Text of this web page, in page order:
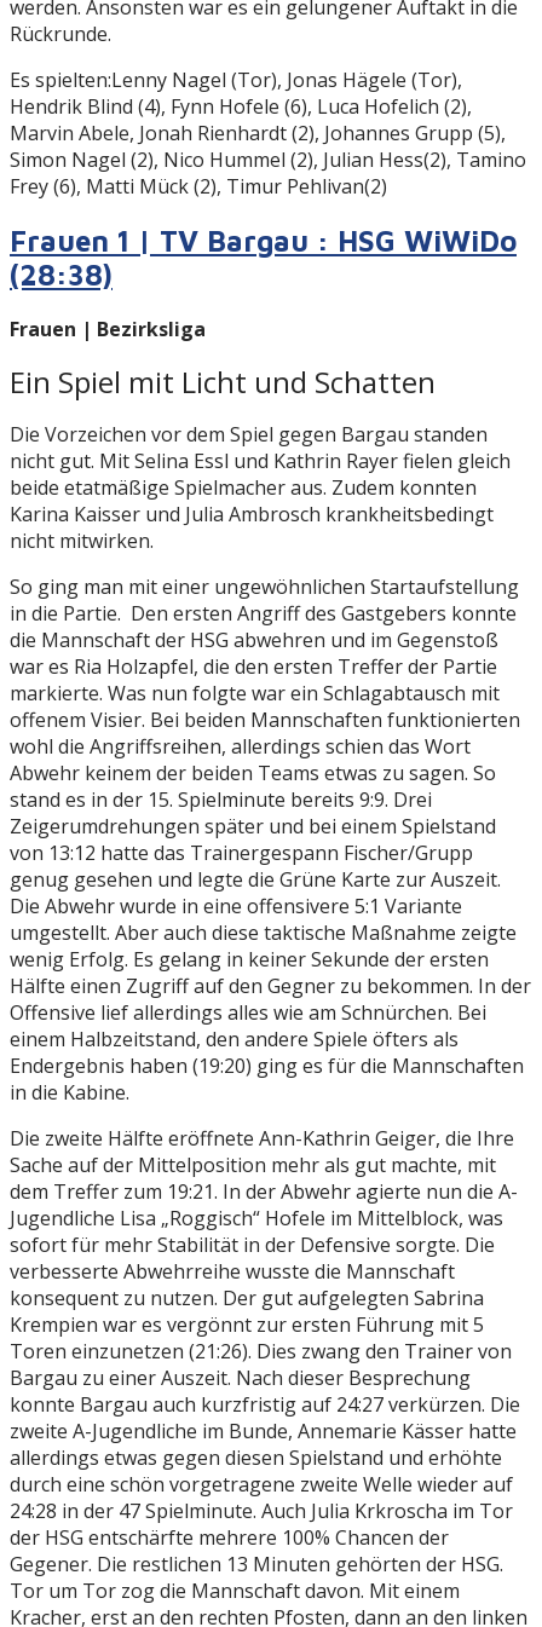
werden. Ansonsten war es ein gelungener Auftakt in die
Rückrunde.
Es spielten:Lenny Nagel (Tor), Jonas Hägele (Tor),
Hendrik Blind (4), Fynn Hofele (6), Luca Hofelich (2),
Marvin Abele, Jonah Rienhardt (2), Johannes Grupp (5),
Simon Nagel (2), Nico Hummel (2), Julian Hess(2), Tamino
Frey (6), Matti Mück (2), Timur Pehlivan(2)
Frauen 1 | TV Bargau : HSG WiWiDo
(28:38)
Frauen | Bezirksliga
Ein Spiel mit Licht und Schatten
Die Vorzeichen vor dem Spiel gegen Bargau standen
nicht gut. Mit Selina Essl und Kathrin Rayer fielen gleich
beide etatmäßige Spielmacher aus. Zudem konnten
Karina Kaisser und Julia Ambrosch krankheitsbedingt
nicht mitwirken.
So ging man mit einer ungewöhnlichen Startaufstellung
in die Partie. Den ersten Angriff des Gastgebers konnte
die Mannschaft der HSG abwehren und im Gegenstoß
war es Ria Holzapfel, die den ersten Treffer der Partie
markierte. Was nun folgte war ein Schlagabtausch mit
offenem Visier. Bei beiden Mannschaften funktionierten
wohl die Angriffsreihen, allerdings schien das Wort
Abwehr keinem der beiden Teams etwas zu sagen. So
stand es in der 15. Spielminute bereits 9:9. Drei
Zeigerumdrehungen später und bei einem Spielstand
von 13:12 hatte das Trainergespann Fischer/Grupp
genug gesehen und legte die Grüne Karte zur Auszeit.
Die Abwehr wurde in eine offensivere 5:1 Variante
umgestellt. Aber auch diese taktische Maßnahme zeigte
wenig Erfolg. Es gelang in keiner Sekunde der ersten
Hälfte einen Zugriff auf den Gegner zu bekommen. In der
Offensive lief allerdings alles wie am Schnürchen. Bei
einem Halbzeitstand, den andere Spiele öfters als
Endergebnis haben (19:20) ging es für die Mannschaften
in die Kabine.
Die zweite Hälfte eröffnete Ann-Kathrin Geiger, die Ihre
Sache auf der Mittelposition mehr als gut machte, mit
dem Treffer zum 19:21. In der Abwehr agierte nun die A-
Jugendliche Lisa „Roggisch“ Hofele im Mittelblock, was
sofort für mehr Stabilität in der Defensive sorgte. Die
verbesserte Abwehrreihe wusste die Mannschaft
konsequent zu nutzen. Der gut aufgelegten Sabrina
Krempien war es vergönnt zur ersten Führung mit 5
Toren einzunetzen (21:26). Dies zwang den Trainer von
Bargau zu einer Auszeit. Nach dieser Besprechung
konnte Bargau auch kurzfristig auf 24:27 verkürzen. Die
zweite A-Jugendliche im Bunde, Annemarie Kässer hatte
allerdings etwas gegen diesen Spielstand und erhöhte
durch eine schön vorgetragene zweite Welle wieder auf
24:28 in der 47 Spielminute. Auch Julia Krkroscha im Tor
der HSG entschärfte mehrere 100% Chancen der
Gegener. Die restlichen 13 Minuten gehörten der HSG.
Tor um Tor zog die Mannschaft davon. Mit einem
Kracher, erst an den rechten Pfosten, dann an den linken